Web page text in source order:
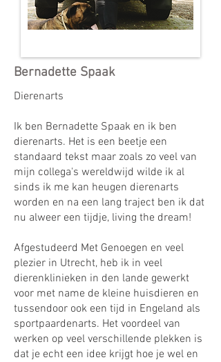
Bernadette Spaak
Dierenarts
Ik ben Bernadette Spaak en ik ben
dierenarts. Het is een beetje een
standaard tekst maar zoals zo veel van
mijn collega's wereldwijd wilde ik al
sinds ik me kan heugen dierenarts
worden en na een lang traject ben ik dat
nu alweer een tijdje, living the dream!
Afgestudeerd Met Genoegen en veel
plezier in Utrecht, heb ik in veel
dierenklinieken in den lande gewerkt
voor met name de kleine huisdieren en
tussendoor ook een tijd in Engeland als
sportpaardenarts. Het voordeel van
werken op veel verschillende plekken is
dat je echt een idee krijgt hoe je wel en